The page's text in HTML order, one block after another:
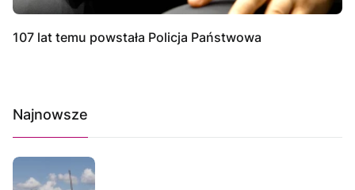
107 lat temu powstała Policja Państwowa
Najnowsze